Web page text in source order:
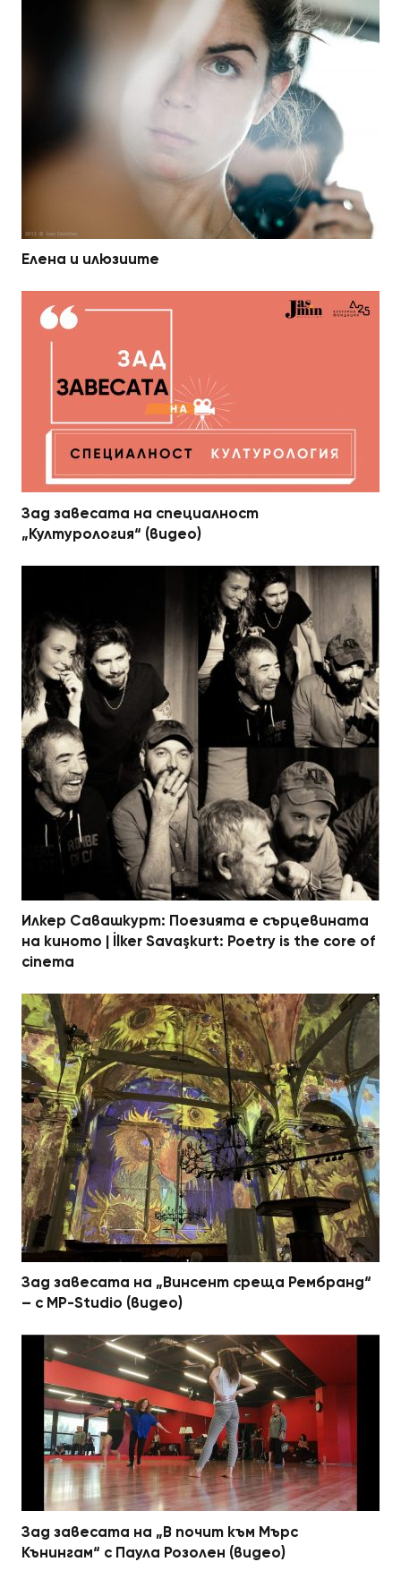
Елена и илюзиите
Зад завесата на специалност
„Културология“ (видео)
Илкер Савашкурт: Поезията е сърцевината
на киното | İlker Savaşkurt: Poetry is the core of
cinema
Зад завесата на „Винсент среща Рембранд“
– с MP-Studio (видео)
Зад завесата на „В почит към Мърс
Кънингам“ с Паула Розолен (видео)